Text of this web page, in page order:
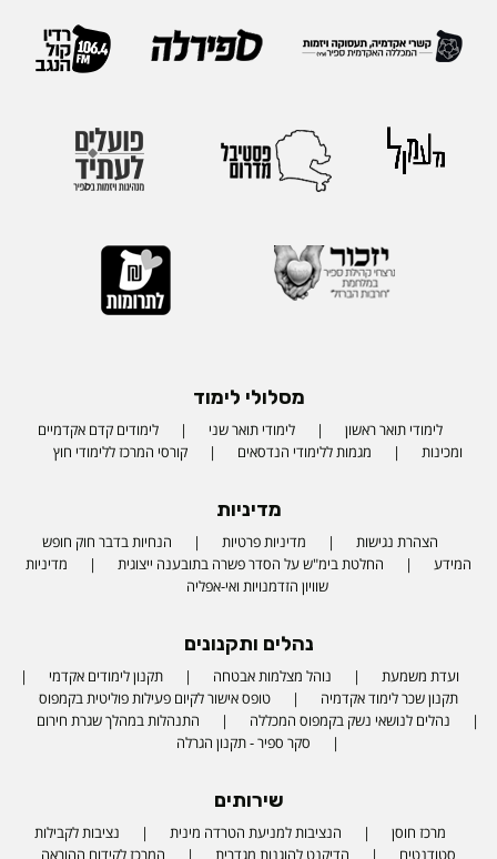
מסלולי לימוד
לימודי תואר ראשון לימודי תואר שני
לימודים קדם אקדמיים
ומכינות
מגמות ללימודי הנדסאים קורסי המרכז ללימודי חוץ
מדיניות
הצהרת נגישות מדיניות פרטיות
הנחיות בדבר חוק חופש
המידע
החלטת בימ"ש על הסדר פשרה בתובענה ייצוגית
מדיניות
שוויון הזדמנויות ואי-אפליה
נהלים ותקנונים
ועדת משמעת נוהל מצלמות אבטחה
תקנון לימודים אקדמי
תקנון שכר לימוד אקדמיה
טופס אישור לקיום פעילות פוליטית בקמפוס
נהלים לנושאי נשק בקמפוס המכללה
התנהלות במהלך שגרת חירום
סקר ספיר - תקנון הגרלה
שירותים
מרכז חוסן הנציבות למניעת הטרדה מינית
נציבות לקבילות
סטודנטים
הדיקנט להוגנות מגדרית המרכז לקידום ההוראה